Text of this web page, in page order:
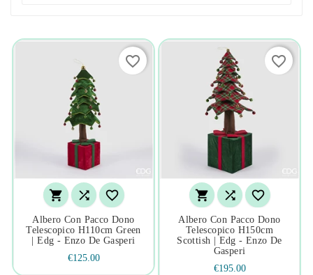
  
Albero Con Pacco Dono
Telescopico H110cm Green
| Edg - Enzo De Gasperi
€125.00
favorite_border
  
Albero Con Pacco Dono
Telescopico H150cm
Scottish | Edg - Enzo De
Gasperi
€195.00
favorite_border